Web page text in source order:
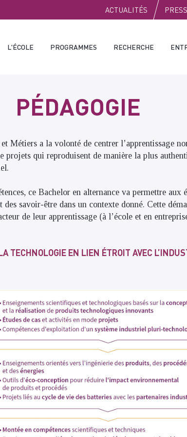
PUBLIC
ACTUALITÉS
L'ÉCOLE PROGRAMMES RECHERCHE
PÉDAGOGIE
Métiers a la volonté de centrer l’apprentissage
projets qui reproduisent de manière la plus
ce Bachelor en alternance va permettre aux
des savoir-être dans un contexte donné. Cette
de leur apprentissage (à l’école et en
TECHNOLOGIE EN LIEN ÉTROIT AVEC